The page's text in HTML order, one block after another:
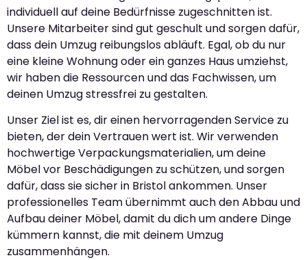
individuell auf deine Bedürfnisse zugeschnitten ist.
Unsere Mitarbeiter sind gut geschult und sorgen dafür,
dass dein Umzug reibungslos abläuft. Egal, ob du nur
eine kleine Wohnung oder ein ganzes Haus umziehst,
wir haben die Ressourcen und das Fachwissen, um
deinen Umzug stressfrei zu gestalten.
Unser Ziel ist es, dir einen hervorragenden Service zu
bieten, der dein Vertrauen wert ist. Wir verwenden
hochwertige Verpackungsmaterialien, um deine
Möbel vor Beschädigungen zu schützen, und sorgen
dafür, dass sie sicher in Bristol ankommen. Unser
professionelles Team übernimmt auch den Abbau und
Aufbau deiner Möbel, damit du dich um andere Dinge
kümmern kannst, die mit deinem Umzug
zusammenhängen.